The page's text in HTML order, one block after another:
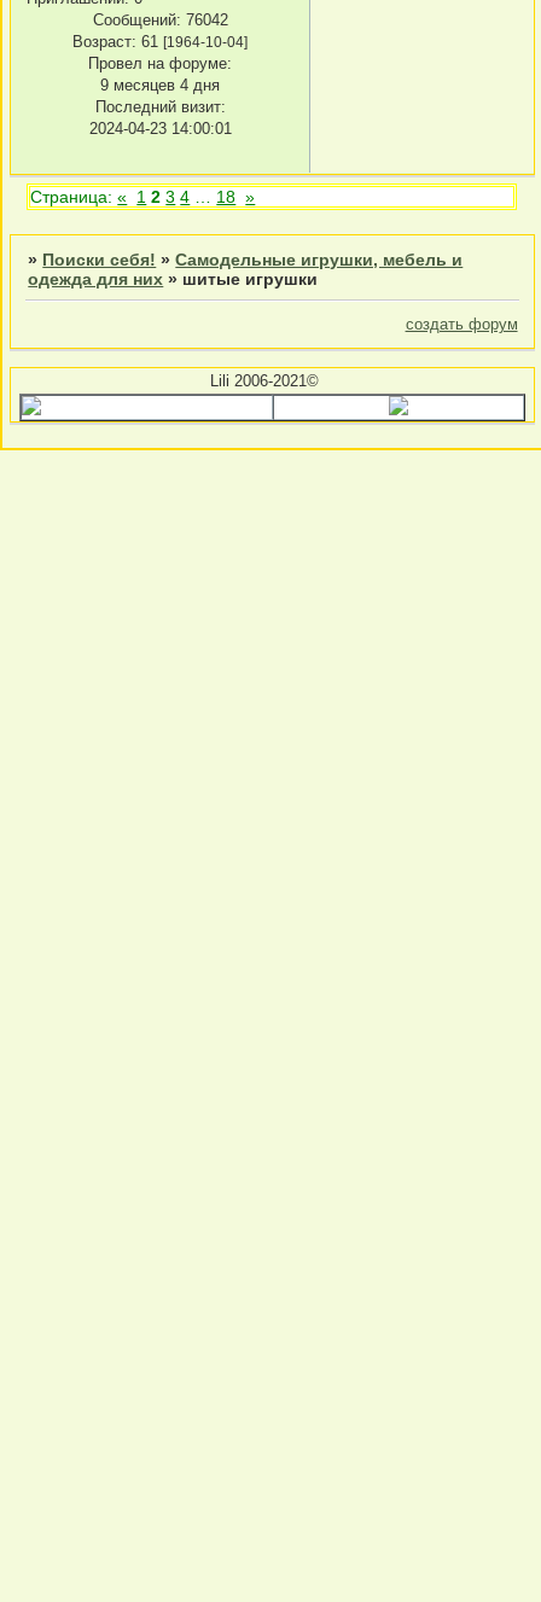
Сообщений: 76042
Возраст: 61 [1964-10-04]
Провел на форуме:
9 месяцев 4 дня
Последний визит:
2024-04-23 14:00:01
Страница:« 1 2 3 4 … 18 »
» Поиски себя! »Самодельные игрушки, мебель и
одежда для них » шитые игрушки
создать форум
Lili 2006-2021©